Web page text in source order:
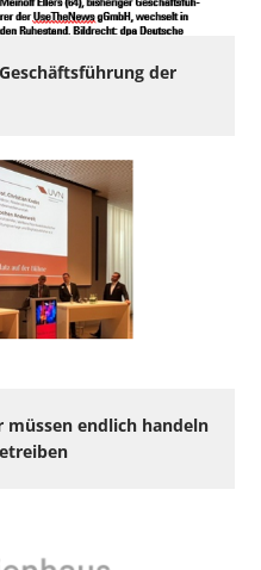
der
endlich handeln